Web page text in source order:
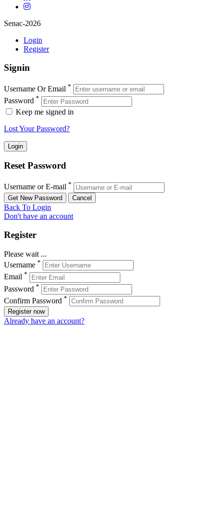
Senac-2026
Login
Register
Signin
Username Or Email *
Password *
Keep me signed in
Lost Your Password?
Reset Password
Username or E-mail *
Back To Login
Don't have an account
Register
Please wait ...
Username *
Email *
Password *
Confirm Password *
Register now
Already have an account?